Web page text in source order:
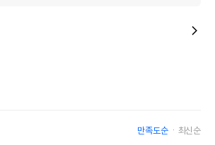
만족도순 최신순